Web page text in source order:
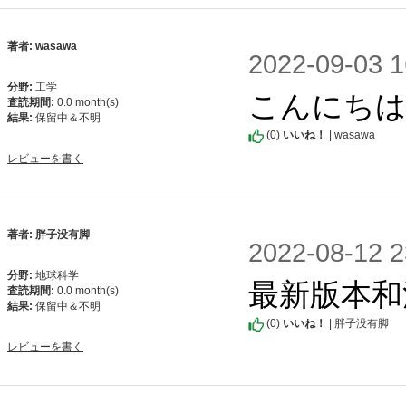
著者: wasawa
分野: 工学
査読期間: 0.0 month(s)
結果: 保留中＆不明
レビューを書く
2022-09-03
こんにち
(0) いいね！ | wasawa
著者: 胖子没有脚
分野: 地球科学
査読期間: 0.0 month(s)
結果: 保留中＆不明
レビューを書く
2022-08-12
最新版本
(0) いいね！ | 胖子没有脚